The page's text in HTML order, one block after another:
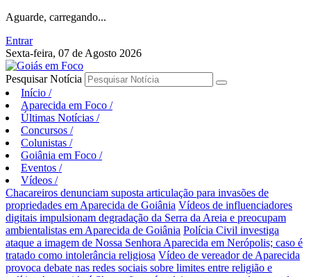
Aguarde, carregando...
Entrar
Sexta-feira, 07 de Agosto 2026
Pesquisar Notícia
Início /
Aparecida em Foco /
Últimas Notícias /
Concursos /
Colunistas /
Goiânia em Foco /
Eventos /
Vídeos /
Chacareiros denunciam suposta articulação para invasões de
propriedades em Aparecida de Goiânia Vídeos de influenciadores
digitais impulsionam degradação da Serra da Areia e preocupam
ambientalistas em Aparecida de Goiânia Polícia Civil investiga
ataque a imagem de Nossa Senhora Aparecida em Nerópolis; caso é
tratado como intolerância religiosa Vídeo de vereador de Aparecida
provoca debate nas redes sociais sobre limites entre religião e